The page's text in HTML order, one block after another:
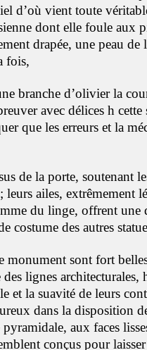
d’où vient toute
dont elle foule aux
drapée, une peau
fois,
branche d’olivier la
avec délices h
que les erreurs et la
de la porte, soutenant
leurs ailes, extrêmement
du linge, offrent une
costume des autres
monument sont fort
lignes architecturales,
et la suavité de leurs
dans la disposition
aux faces
conçus pour